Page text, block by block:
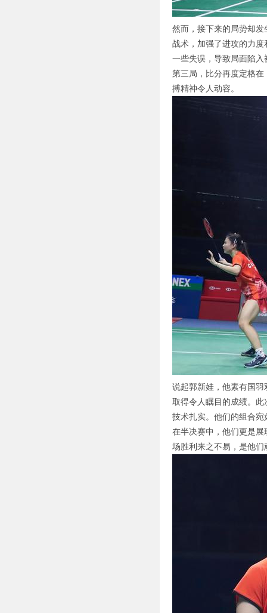
然而，接下来的局势却
战术，加强了进攻的力
一些失误，导致局面陷入
第三局，比分再度定格
搏精神令人动容。
说起郭新娃，他素有国
取得令人瞩目的成绩。
技术扎实。他们的组合
在半决赛中，他们更是
场胜利来之不易，是他